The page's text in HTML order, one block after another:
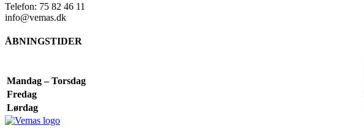
Telefon: 75 82 46 11
info@vemas.dk
ÅBNINGSTIDER
Mandag – Torsdag
Fredag
Lørdag